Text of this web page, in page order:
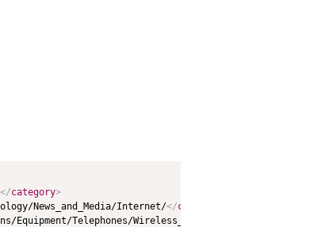
</category>
News_and_Media/Internet/</category
Equipment/Telephones/Wireless_Phones/